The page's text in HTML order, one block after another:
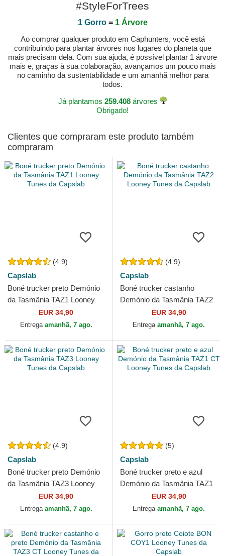
#StyleForTrees
1 Gorro= 1 Árvore
Ao comprar qualquer produto em Caphunters, você está
contribuindo para plantar árvores nos lugares do planeta que
mais precisam dela. Com sua ajuda, é possível plantar 1 árvore
mais e, graças à sua colaboração, avançamos um pouco mais
no caminho da sustentabilidade e um amanhã melhor para
todos.
Já plantamos 259.408árvores
Obrigado!
Clientes que compraram este produto também
compraram
(4.9)
Capslab
Boné trucker preto Demónio
da Tasmânia TAZ1 Looney
Tunes da Capslab
EUR 34,90
Entrega amanhã, 7 ago.
(4.9)
Capslab
Boné trucker castanho
Demónio da Tasmânia TAZ2
Looney Tunes da Capslab
EUR 34,90
Entrega amanhã, 7 ago.
(4.9)
Capslab
Boné trucker preto Demónio
da Tasmânia TAZ3 Looney
Tunes da Capslab
EUR 34,90
Entrega amanhã, 7 ago.
(5)
Capslab
Boné trucker preto e azul
Demónio da Tasmânia TAZ1
CT Looney Tunes da Capslab
EUR 34,90
Entrega amanhã, 7 ago.